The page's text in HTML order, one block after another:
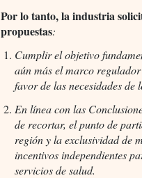
Por lo tanto, la industria
propuestas:
Cumplir el objetivo
aún más el marco
favor de las necesidades de
En línea con las
de recortar, el punto de
región y la exclusividad de
incentivos independientes
servicios de salud.